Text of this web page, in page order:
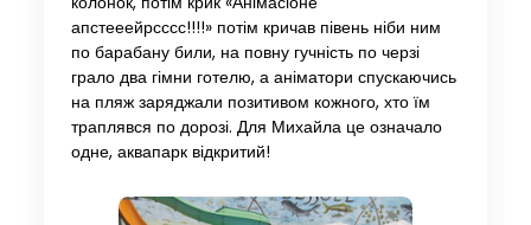
апстееейрсссс!!!!» потім кричав півень ніби ним
по барабану били, на повну гучність по черзі
грало два гімни готелю, а аніматори спускаючись
на пляж заряджали позитивом кожного, хто їм
траплявся по дорозі. Для Михайла це означало
одне, аквапарк відкритий!